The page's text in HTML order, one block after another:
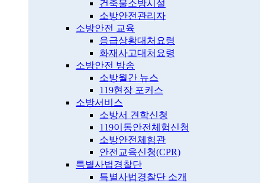
건축물소방시설
소방안전관리자
소방안전 교육
응급상황대처요령
화재사고대처요령
소방안전 방송
소방월간 뉴스
119현장 포커스
소방서비스
소방서 견학신청
119이동안전체험신청
소방안전체험관
안전교육신청(CPR)
특별사법경찰단
특별사법경찰단 소개